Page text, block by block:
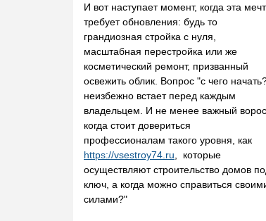
И вот наступает момент, когда эта
требует обновления: будь то
грандиозная стройка с нуля,
масштабная перестройка или же
косметический ремонт, призванный
освежить облик. Вопрос "с чего
неизбежно встает перед каждым
владельцем. И не менее важный
когда стоит довериться
профессионалам такого уровня, как
https://vsestroy74.ru , которые
осуществляют строительство домов
ключ, а когда можно справиться
силами?"